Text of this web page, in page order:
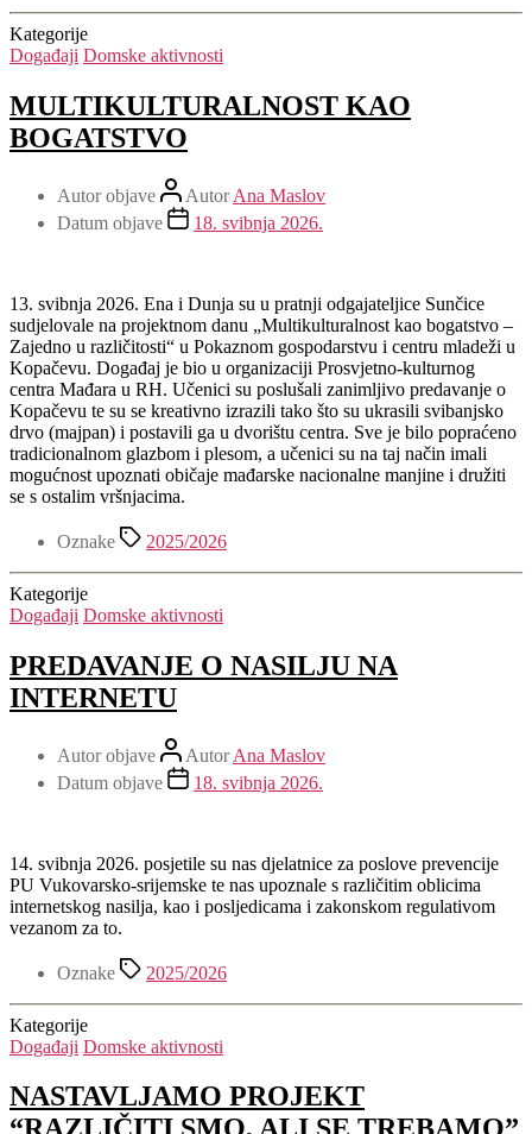
Kategorije
Događaji Domske aktivnosti
MULTIKULTURALNOST KAO
BOGATSTVO
Autor objave AutorAna Maslov
Datum objave
18. svibnja 2026.
13. svibnja 2026. Ena i Dunja su u pratnji odgajateljice Sunčice
sudjelovale na projektnom danu „Multikulturalnost kao bogatstvo –
Zajedno u različitosti“ u Pokaznom gospodarstvu i centru mladeži u
Kopačevu. Događaj je bio u organizaciji Prosvjetno-kulturnog
centra Mađara u RH. Učenici su poslušali zanimljivo predavanje o
Kopačevu te su se kreativno izrazili tako što su ukrasili svibanjsko
drvo (majpan) i postavili ga u dvorištu centra. Sve je bilo popraćeno
tradicionalnom glazbom i plesom, a učenici su na taj način imali
mogućnost upoznati običaje mađarske nacionalne manjine i družiti
se s ostalim vršnjacima.
Oznake 2025/2026
Kategorije
Događaji Domske aktivnosti
PREDAVANJE O NASILJU NA
INTERNETU
Autor objave AutorAna Maslov
Datum objave
18. svibnja 2026.
14. svibnja 2026. posjetile su nas djelatnice za poslove prevencije
PU Vukovarsko-srijemske te nas upoznale s različitim oblicima
internetskog nasilja, kao i posljedicama i zakonskom regulativom
vezanom za to.
Oznake 2025/2026
Kategorije
Događaji Domske aktivnosti
NASTAVLJAMO PROJEKT